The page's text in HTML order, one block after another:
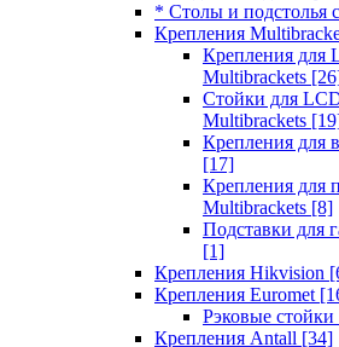
* Столы и подстолья
Крепления
Крепления для
Multibrackets
Стойки для
Multibrackets
Крепления для
[17]
Крепления для
Multibrackets [8]
Подставки для
[1]
Крепления Hikvision
Крепления Euromet
Рэковые
Крепления Antall [34]